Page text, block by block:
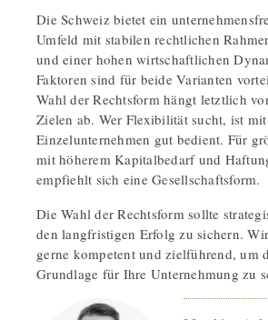
Die Schweiz bietet ein
Umfeld mit stabilen rechtlichen
und einer hohen wirtschaftlichen
Faktoren sind für beide Varianten
Wahl der Rechtsform hängt letztlich
Zielen ab. Wer Flexibilität sucht, ist
Einzelunternehmen gut bedient. Für
mit höherem Kapitalbedarf und
empfiehlt sich eine Gesellschaftsform.
Die Wahl der Rechtsform sollte
den langfristigen Erfolg zu sichern.
gerne kompetent und zielführend, um
Grundlage für Ihre Unternehmung zu